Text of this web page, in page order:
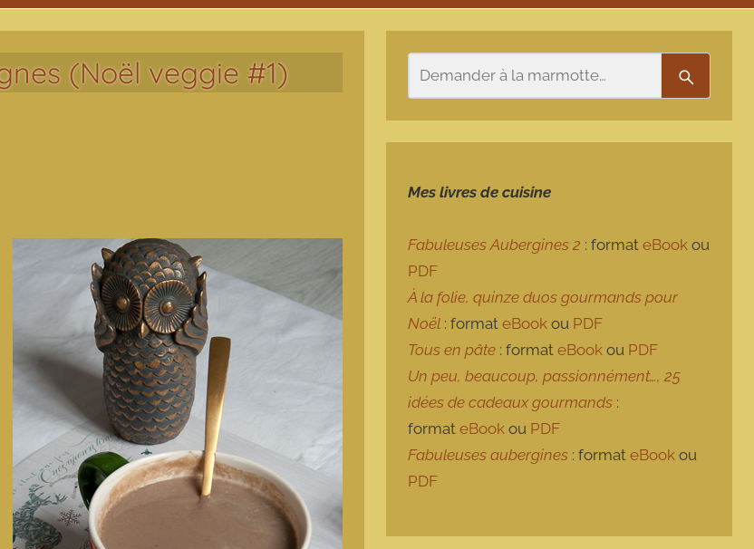
(Noël veggie #1)
Mes livres de cuisine
Fabuleuses Aubergines 2 : formateBook ou
PDF
À la folie, quinze duos gourmands pour
Noël : formateBook ou PDF
Tous en pâte : formateBook ou PDF
Un peu, beaucoup, passionnément…, 25
idées de cadeaux gourmands :
formateBook ou PDF
Fabuleuses aubergines : formateBook ou
PDF